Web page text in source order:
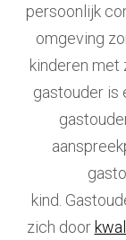
persoonlijk
omgeving
kinderen met
gastouder is
kind.
zich door